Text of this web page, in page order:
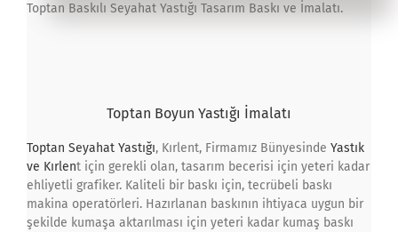
Toptan Baskılı Seyahat Yastığı Tasarım Baskı ve İmalatı.
Toptan Boyun Yastığı İmalatı
Toptan Seyahat Yastığı, Kırlent, Firmamız Bünyesinde Yastık
ve Kırlent için gerekli olan, tasarım becerisi için yeteri kadar
ehliyetli grafiker. Kaliteli bir baskı için, tecrübeli baskı
makina operatörleri. Hazırlanan baskının ihtiyaca uygun bir
şekilde kumaşa aktarılması için yeteri kadar kumaş baskı